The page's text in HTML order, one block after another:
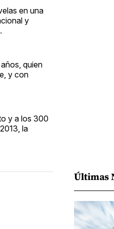
en una
y
quien
y con
y a los 300
la
Últimas